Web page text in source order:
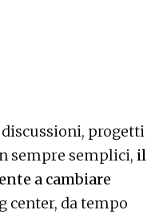
progetti
sempre semplici, il
a cambiare
center, da tempo